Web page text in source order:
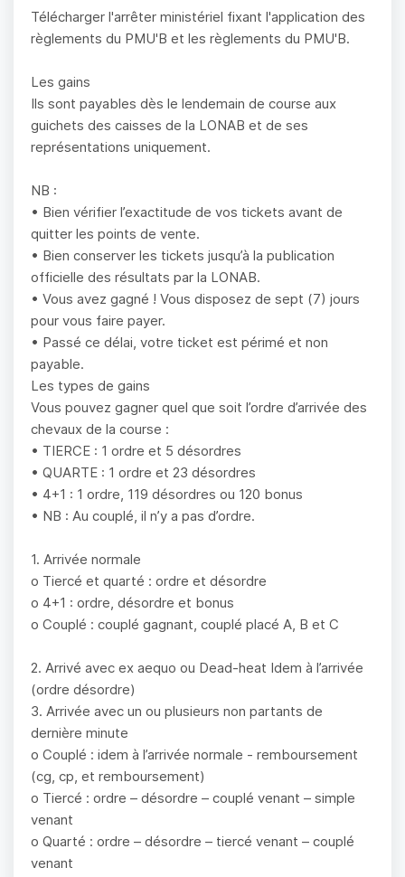
Télécharger l'arrêter ministériel fixant l'application des
règlements du PMU'B et les règlements du PMU'B.
Les gains
Ils sont payables dès le lendemain de course aux
guichets des caisses de la LONAB et de ses
représentations uniquement.
NB :
• Bien vérifier l’exactitude de vos tickets avant de
quitter les points de vente.
• Bien conserver les tickets jusqu’à la publication
officielle des résultats par la LONAB.
• Vous avez gagné ! Vous disposez de sept (7) jours
pour vous faire payer.
• Passé ce délai, votre ticket est périmé et non
payable.
Les types de gains
Vous pouvez gagner quel que soit l’ordre d’arrivée des
chevaux de la course :
• TIERCE : 1 ordre et 5 désordres
• QUARTE : 1 ordre et 23 désordres
• 4+1 : 1 ordre, 119 désordres ou 120 bonus
• NB : Au couplé, il n’y a pas d’ordre.
1. Arrivée normale
o Tiercé et quarté : ordre et désordre
o 4+1 : ordre, désordre et bonus
o Couplé : couplé gagnant, couplé placé A, B et C
2. Arrivé avec ex aequo ou Dead-heat Idem à l’arrivée
(ordre désordre)
3. Arrivée avec un ou plusieurs non partants de
dernière minute
o Couplé : idem à l’arrivée normale - remboursement
(cg, cp, et remboursement)
o Tiercé : ordre – désordre – couplé venant – simple
venant
o Quarté : ordre – désordre – tiercé venant – couplé
venant